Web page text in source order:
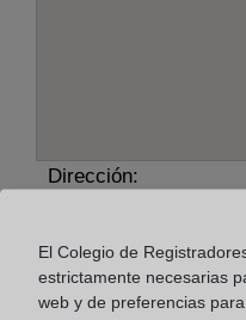
Dirección:
Horario:
El Colegio de
estrictamente necesarias
web y de preferencias